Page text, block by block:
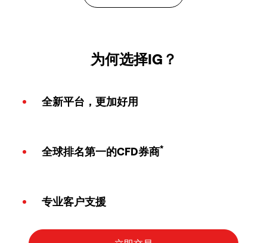
为何选择IG？
全新平台，更加好用
全球排名第一的CFD券商*
专业客户支援